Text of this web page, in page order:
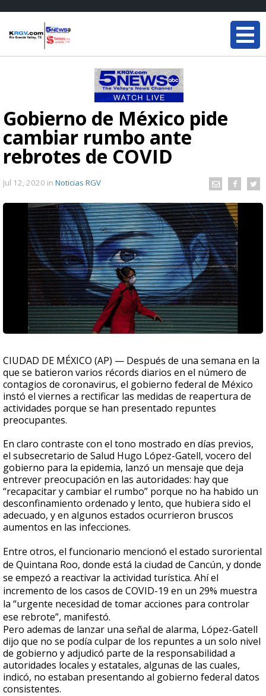
Gobierno de México pide
cambiar rumbo ante
rebrotes de COVID
Jul 12, 2020 in Noticias RGV
CIUDAD DE MÉXICO (AP) — Después de una semana en la
que se batieron varios récords diarios en el número de
contagios de coronavirus, el gobierno federal de México
instó el viernes a rectificar las medidas de reapertura de
actividades porque se han presentado repuntes
preocupantes.
En claro contraste con el tono mostrado en días previos,
el subsecretario de Salud Hugo López-Gatell, vocero del
gobierno para la epidemia, lanzó un mensaje que deja
entrever preocupación en las autoridades: hay que
“recapacitar y cambiar el rumbo” porque no ha habido un
desconfinamiento ordenado y lento, que hubiera sido el
adecuado, y en algunos estados ocurrieron bruscos
aumentos en las infecciones.
Entre otros, el funcionario mencionó el estado suroriental
de Quintana Roo, donde está la ciudad de Cancún, y donde
se empezó a reactivar la actividad turística. Ahí el
incremento de los casos de COVID-19 en un 29% muestra
la “urgente necesidad de tomar acciones para controlar
ese rebrote”, manifestó.
Pero ademas de lanzar una señal de alarma, López-Gatell
dijo que no se podía culpar de los repuntes a un solo nivel
de gobierno y adjudicó parte de la responsabilidad a
autoridades locales y estatales, algunas de las cuales,
indicó, no estaban presentando al gobierno federal datos
consistentes.